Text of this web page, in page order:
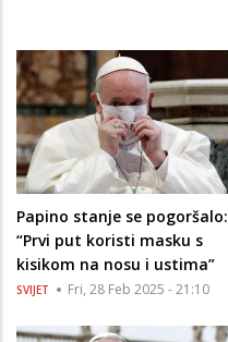
Papino stanje se pogoršalo:
“Prvi put koristi masku s
kisikom na nosu i ustima”
SVIJET Fri, 28 Feb 2025 - 21:10